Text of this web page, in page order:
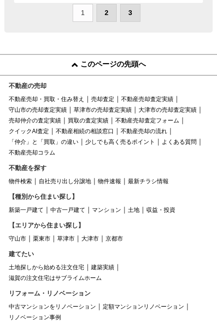
1 2 3
このページの先頭へ
不動産の売却
不動産売却・買取・住み替え 売却査定
不動産売却査定実績
守山市の売却査定実績
草津市の売却査定実績
大津市の売却査定実績
売却仲介の査定実績
買取の査定実績
不動産売却査定フォーム
クイックAI査定
不動産相続の相談窓口
不動産売却の流れ
「仲介」と「買取」の違い
少しでも高く売るポイント
よくある質問
不動産売却コラム
不動産を探す
物件検索 自社売り出し分譲地 物件速報 最新チラシ情報
【種別から住まい探し】
新築一戸建て 中古一戸建て マンション 土地 収益・投資
【エリアから住まい探し】
守山市 栗東市 草津市 大津市 京都市
建てたい
土地探しから始める注文住宅
建築実績
滋賀の注文住宅はサブライムホーム
リフォーム・リノベーション
中古マンションをリノベーション
定額マンションリノベーション
リノベーション事例